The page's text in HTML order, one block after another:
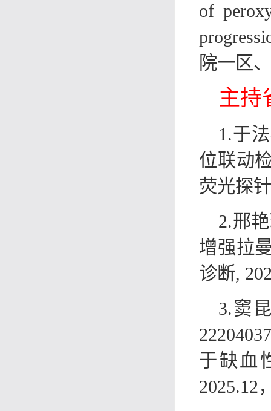
of
院一区、
主持
1.于
位联动
荧光探
2.邢
增强拉
诊断,
3.窦
于缺血
2025.12